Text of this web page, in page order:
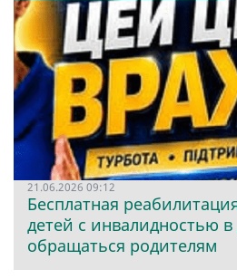
21.06.2026 09:12
Бесплатная
детей с инвалидностью в
обращаться родителям